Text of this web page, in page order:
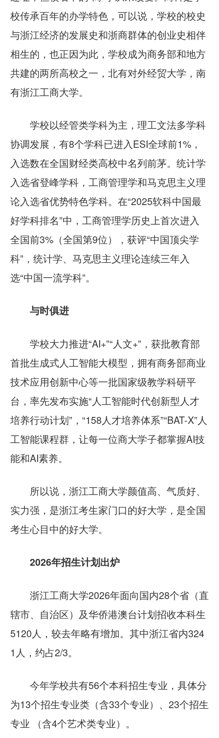
校传承百年的办学特色，可以说，学校的校史
与浙江经济的发展史和浙商群体的创业史相伴
相生的，也正因为此，学校成为商务部和地方
共建的两所高校之一，北有对外经贸大学，南
有浙江工商大学。
学校以经管类学科为主，理工文法多学科
协调发展，有8个学科已进入ESI全球前1%，
入选数在全国财经类高校中名列前茅。统计学
入选省登峰学科，工商管理学和马克思主义理
论入选省优势特色学科。在“2025软科中国最
好学科排名”中，工商管理学历史上首次进入
全国前3%（全国第9位），获评“中国顶尖学
科”，统计学、马克思主义理论连续三年入
选“中国一流学科”。
与时俱进
学校大力推进“AI+”“人文+”，获批教育部
首批生成式人工智能大模型，拥有商务部商业
技术应用创新中心等一批国家级教学科研平
台，率先发布实施“人工智能时代创新型人才
培养行动计划”，“158人才培养体系”“BAT-X”人
工智能课程群，让每一位商大学子都掌握AI技
能和AI素养。
所以说，浙江工商大学颜值高、气质好、
实力强，是浙江考生家门口的好大学，是全国
考生心目中的好大学。
2026年招生计划出炉
浙江工商大学2026年面向国内28个省（直
辖市、自治区）及华侨港澳台计划招收本科生
5120人，较去年略有增加。其中浙江省内324
1 人，约占2/3。
今年学校共有56个本科招生专业，具体分
为13个招生专业类（含33个专业）、 23个招生
专业 （含4个艺术类专业）。